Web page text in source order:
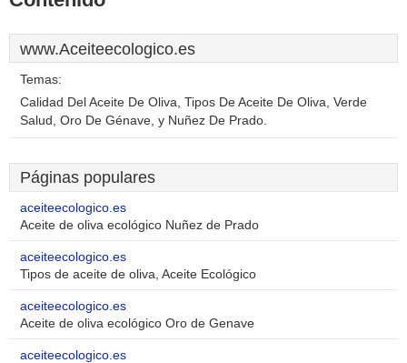
www.Aceiteecologico.es
Temas:
Calidad Del Aceite De Oliva, Tipos De Aceite De Oliva, Verde
Salud, Oro De Génave, y Nuñez De Prado.
Páginas populares
aceiteecologico.es
Aceite de oliva ecológico Nuñez de Prado
aceiteecologico.es
Tipos de aceite de oliva, Aceite Ecológico
aceiteecologico.es
Aceite de oliva ecológico Oro de Genave
aceiteecologico.es